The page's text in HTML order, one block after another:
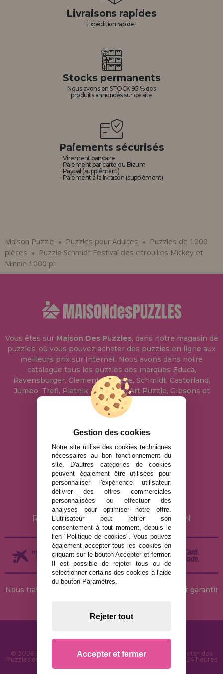
Livraisons rapides
Expédition rapide !
Stocks permanents
Nous avons en STOCK 95 % des
produits annoncés sur ce site
Paiements sécurisés
· Virement bancaire
· Paiement par carte ou Bizum
· Paypal (supplément)
· Paiement à la livraison (supplément)
Maison Puzzle » Puzzles pour Adultes »
Puzzles de 1000
pièces »
Puzzle Schmidt Festival des citrouilles Mickey et
Minnie 1000 pi
Vous êtes sur Maison Des Puzzles, dans notre magasin de
puzzles, où vous pouvez acheter des puzzles en ligne aux
meilleurs prix sur Internet. Nous avons dans notre
catalogue tous les puzzles des marques Educa,
Ravensburger, Clementoni, Heye, Schmidt, Castorland,
Jumbo, Trefl, Piatnik, Anatolian, Art Puzzle, Gibsons et
bien d'autres.
info@maisondespuzzles.fr
MENTIONS LÉGALES
POLITIQUE DE CONFIDENTIALITÉ
POLITIQUE DE COOKIES
LIVRAISON ET RETOUR
RETOURS / DROIT DE RÉTRACTATION
Nous travaillons avec des stocks permanents pour garantir
© 2026 MaisonDesPuzzles.fr - Boutique en ligne pour acheter des
Puzzles et des Casse-têtes sur Internet. Livraison rapide en 24 heures
Gestion des cookies
Notre site utilise des cookies techniques
nécessaires au bon fonctionnement du
site. D'autres catégories de cookies
peuvent également être utilisées pour
personnaliser l'expérience utilisateur,
délivrer des offres commerciales
personnalisées ou effectuer des
analyses pour optimiser notre offre.
L'utilisateur peut retirer son
consentement à tout moment, depuis le
lien "Politique de cookies". Vous pouvez
également accepter tous les cookies en
cliquant sur le bouton Accepter et fermer.
Il est possible de rejeter tous ou de
sélectionner certains des cookies à l'aide
du bouton Paramètres.
Rejeter tout
Accepter et fermer